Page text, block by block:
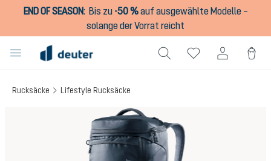
springen
END OF SEASON: Bis zu -50 %auf ausgewählte Modelle –
solange der Vorrat reicht
Rucksäcke Lifestyle Rucksäcke